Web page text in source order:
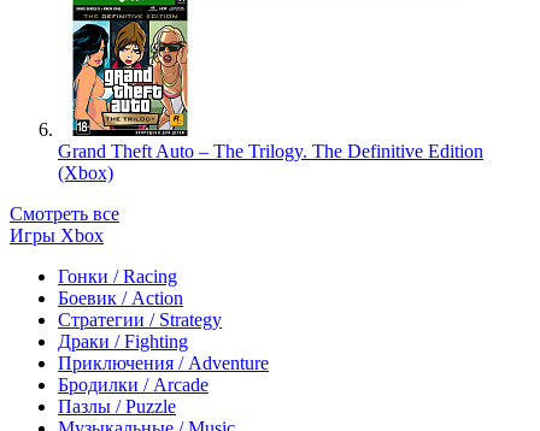
Grand Theft Auto – The Trilogy. The Definitive Edition
(Xbox)
Смотреть все
Игры Xbox
Гонки / Racing
Боевик / Action
Стратегии / Strategy
Драки / Fighting
Приключения / Adventure
Бродилки / Arcade
Пазлы / Puzzle